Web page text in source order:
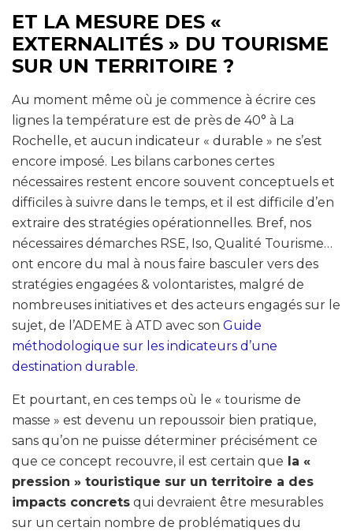
ET LA MESURE DES «
EXTERNALITÉS » DU TOURISME
SUR UN TERRITOIRE ?
Au moment même où je commence à écrire ces
lignes la température est de près de 40° à La
Rochelle, et aucun indicateur « durable » ne s’est
encore imposé. Les bilans carbones certes
nécessaires restent encore souvent conceptuels et
difficiles à suivre dans le temps, et il est difficile d’en
extraire des stratégies opérationnelles. Bref, nos
nécessaires démarches RSE, Iso, Qualité Tourisme…
ont encore du mal à nous faire basculer vers des
stratégies engagées & volontaristes, malgré de
nombreuses initiatives et des acteurs engagés sur le
sujet, de l’ADEME à ATD avec son Guide
méthodologique sur les indicateurs d’une
destination durable.
Et pourtant, en ces temps où le « tourisme de
masse » est devenu un repoussoir bien pratique,
sans qu’on ne puisse déterminer précisément ce
que ce concept recouvre, il est certain que la «
pression » touristique sur un territoire a des
impacts concrets qui devraient être mesurables
sur un certain nombre de problématiques du